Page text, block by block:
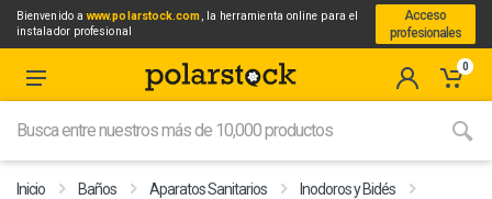
Bienvenido awww.polarstock.com, la herramienta online para el
instalador profesional
Acceso
profesionales
0
Inicio Baños Aparatos Sanitarios
Inodoros y Bidés